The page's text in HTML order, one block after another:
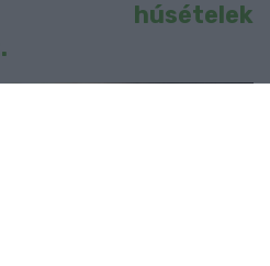
húsételek